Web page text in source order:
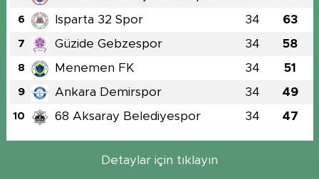
6 Isparta 32 Spor 34 63
7 Güzide Gebzespor 34 58
8 Menemen FK 34 51
9 Ankara Demirspor 34 49
10 68 Aksaray Belediyespor 34 47
Detaylar için tıklayın